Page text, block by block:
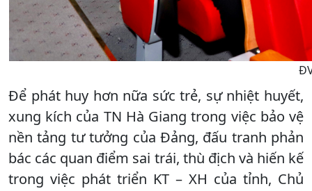
Để phát huy hơn nữa sức trẻ, sự nhiệt huyết,
xung kích của TN Hà Giang trong việc bảo vệ
nền tảng tư tưởng của Đảng, đấu tranh phản
bác các quan điểm sai trái, thù địch và hiến kế
trong việc phát triển KT – XH của tỉnh, Chủ